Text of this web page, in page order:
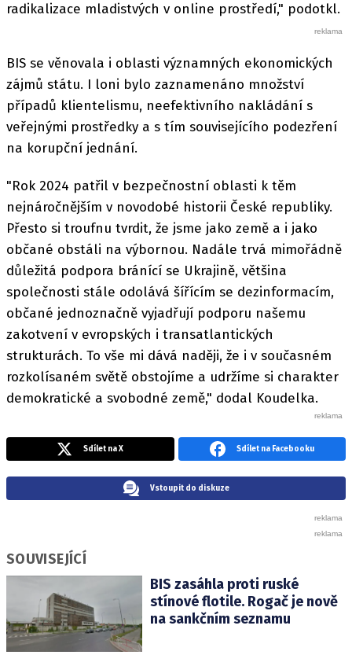
radikalizace mladistvých v online prostředí," podotkl.
BIS se věnovala i oblasti významných ekonomických
zájmů státu. I loni bylo zaznamenáno množství
případů klientelismu, neefektivního nakládání s
veřejnými prostředky a s tím souvisejícího podezření
na korupční jednání.
"Rok 2024 patřil v bezpečnostní oblasti k těm
nejnáročnějším v novodobé historii České republiky.
Přesto si troufnu tvrdit, že jsme jako země a i jako
občané obstáli na výbornou. Nadále trvá mimořádně
důležitá podpora bránící se Ukrajině, většina
společnosti stále odolává šířícím se dezinformacím,
občané jednoznačně vyjadřují podporu našemu
zakotvení v evropských i transatlantických
strukturách. To vše mi dává naději, že i v současném
rozkolísaném světě obstojíme a udržíme si charakter
demokratické a svobodné země," dodal Koudelka.
Sdílet na X Sdílet na Facebooku
Vstoupit do diskuze
SOUVISEJÍCÍ
BIS zasáhla proti ruské
stínové flotile. Rogač je nově
na sankčním seznamu